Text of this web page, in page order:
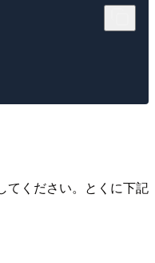
てください。とくに下記